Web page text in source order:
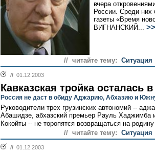
вчера
России. Среди них
газеты «Время
ВИГНАНСКИЙ... >>
// читайте тему: Ситуация
// 01.12.2003
Кавказская тройка осталась
Россия не даст в обиду Аджарию, Абхазию и
Руководители трех грузинских автономий --
Абашидзе, абхазский премьер Рауль Хаджимба
Кокойты -- не торопятся возвращаться на
// читайте тему: Ситуация
// 01.12.2003